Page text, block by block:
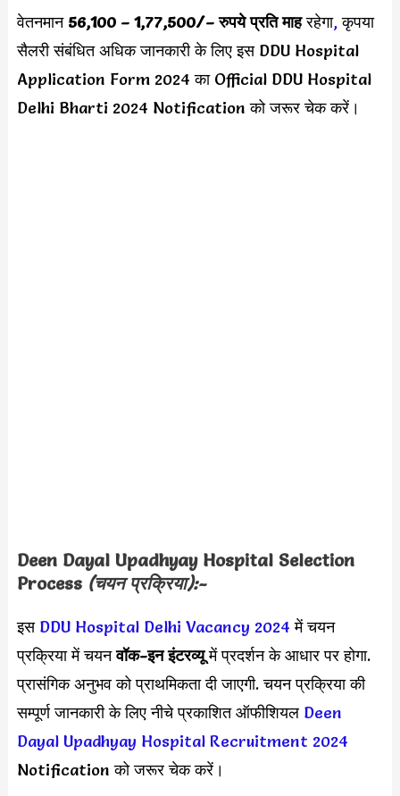
वेतनमान56,100 – 1,77,500/– रुपये प्रति माहरहेगा,कृपया
सैलरी संबंधित अधिक जानकारी के लिए इस DDU Hospital
Application Form 2024 का Official DDU Hospital
Delhi Bharti 2024 Notification को जरूर चेक करें।
Deen Dayal Upadhyay Hospital Selection
Process (चयन प्रक्रिया):-
इस DDU Hospital Delhi Vacancy 2024में चयन
प्रक्रिया में चयनवॉक-इन इंटरव्यूमें प्रदर्शन के आधार पर होगा.
प्रासंगिक अनुभव को प्राथमिकता दी जाएगी. चयन प्रक्रिया की
सम्पूर्ण जानकारी के लिए नीचे प्रकाशित ऑफीशियल Deen
Dayal Upadhyay Hospital Recruitment 2024
Notification को जरूर चेक करें।